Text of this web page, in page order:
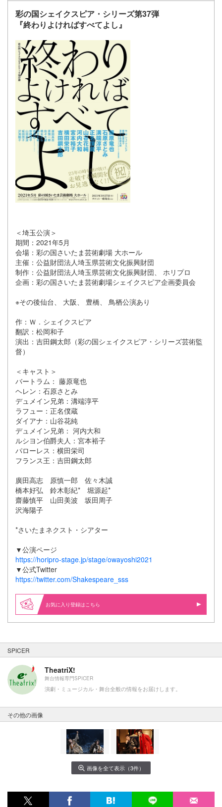
彩の国シェイクスピア・シリーズ第37弾
『終わりよければすべてよし』
＜埼玉公演＞
期間：2021年5月
会場：彩の国さいたま芸術劇場 大ホール
主催：公益財団法人埼玉県芸術文化振興財団
制作：公益財団法人埼玉県芸術文化振興財団、 ホリプロ
企画：彩の国さいたま芸術劇場シェイクスピア企画委員会
※その後仙台、 大阪、 豊橋、 鳥栖公演あり
作：Ｗ．シェイクスピア
翻訳：松岡和子
演出：吉田鋼太郎（彩の国シェイクスピア・シリーズ芸術監
督）
＜キャスト＞
バートラム： 藤原竜也
ヘレン：石原さとみ
デュメイン兄弟：溝端淳平
ラフュー：正名僕蔵
ダイアナ：山谷花純
デュメイン兄弟： 河内大和
ルシヨン伯爵夫人：宮本裕子
パローレス：横田栄司
フランス王：吉田鋼太郎
廣田高志 原慎一郎 佐々木誠
橋本好弘 鈴木彰紀* 堀源起*
齋藤慎平 山田美波 坂田周子
沢海陽子
*さいたまネクスト・シアター
▼公演ページ
https://horipro-stage.jp/stage/owayoshi2021
▼公式Twitter
https://twitter.com/Shakespeare_sss
お気に入り登録はこちら
SPICER
TheatriX!
舞台情報専門SPICER
演劇・ミュージカル・舞台全般の情報をお届けします。
その他の画像
画像を全て表示（3件）